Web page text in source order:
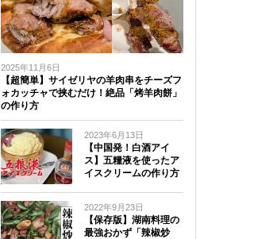
2025年11月6日
【超簡単】サイゼリヤの羊肉串をチーズフ
ォカッチャで挟むだけ！絶品「烤羊肉餅」
の作り方
2023年6月13日
【中国発！白酒アイ
ス】五糧液を使ったア
イスクリームの作り方
2022年9月23日
【保存版】湖南料理の
最強おかず「辣椒炒